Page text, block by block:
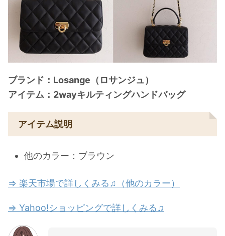
ブランド：Losange（ロサンジュ）
アイテム：2wayキルティングハンドバッグ
アイテム説明
他のカラー：ブラウン
⇒ 楽天市場で詳しくみる♫（他のカラー）
⇒ Yahoo!ショッピングで詳しくみる♫